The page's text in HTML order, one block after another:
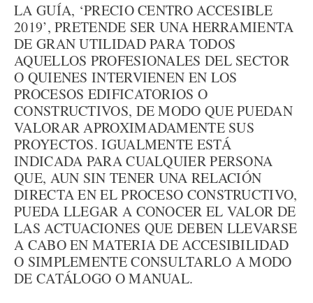
LA GUÍA, ‘PRECIO CENTRO ACCESIBLE
2019’, PRETENDE SER UNA HERRAMIENTA
DE GRAN UTILIDAD PARA TODOS
AQUELLOS PROFESIONALES DEL SECTOR
O QUIENES INTERVIENEN EN LOS
PROCESOS EDIFICATORIOS O
CONSTRUCTIVOS, DE MODO QUE PUEDAN
VALORAR APROXIMADAMENTE SUS
PROYECTOS. IGUALMENTE ESTÁ
INDICADA PARA CUALQUIER PERSONA
QUE, AUN SIN TENER UNA RELACIÓN
DIRECTA EN EL PROCESO CONSTRUCTIVO,
PUEDA LLEGAR A CONOCER EL VALOR DE
LAS ACTUACIONES QUE DEBEN LLEVARSE
A CABO EN MATERIA DE ACCESIBILIDAD
O SIMPLEMENTE CONSULTARLO A MODO
DE CATÁLOGO O MANUAL.